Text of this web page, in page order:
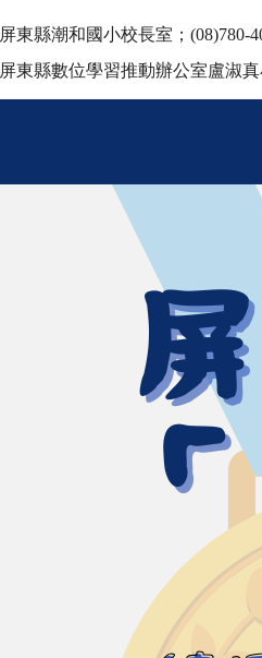
屏東縣潮和國小校長室；(08)780-
屏東縣數位學習推動辦公室盧淑真